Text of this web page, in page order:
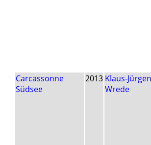
Carcassonne
Südsee
2013 Klaus-Jürgen
Wrede